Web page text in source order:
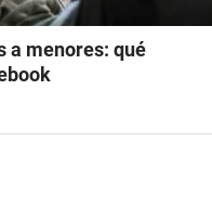
a menores: qué